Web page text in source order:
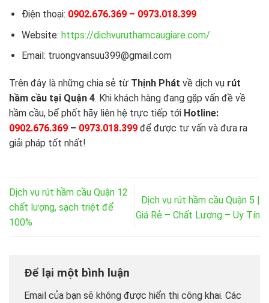
Điện thoại: 0902.676.369– 0973.018.399
Website: https://dichvuruthamcaugiare.com/
Email: truongvansuu399@gmail.com
Trên đây là những chia sẻ từ Thịnh Phát về dịch vụ rút
hầm cầu tại Quận 4. Khi khách hàng đang gặp vấn đề về
hầm cầu, bể phốt hãy liên hệ trực tiếp tới Hotline:
0902.676.369 – 0973.018.399 để được tư vấn và đưa ra
giải pháp tốt nhất!
Dịch vụ rút hầm cầu Quận 12
chất lượng, sạch triệt để
100%
Dịch vụ rút hầm cầu Quận 5 |
Giá Rẻ – Chất Lượng – Uy Tín
Để lại một bình luận
Email của bạn sẽ không được hiển thị công khai. Các